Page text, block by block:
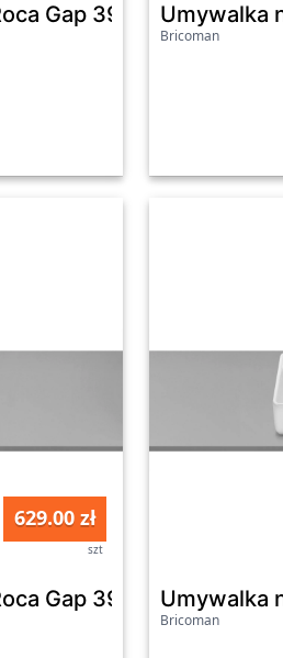
Gap 39 cmUmywalka
Bricoman
629.00 zł
szt
Gap 39 cmUmywalka
Bricoman